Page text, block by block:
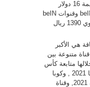
وستقدم لكم Bein رصيد مجاني بقيمة 16 دولار
أمريكي في متجر beIN ON DEMAND وقنوات beIN
BOX OFFICE. وتوفر اشتراك سنوي 1390 ريال
هي الأكبر
والأكثر شمولاً والتي تحوي على 85 قناة متنوعة بين
متابعة كأس
العالم 2022 قطر, وكأس أمم اوروبا 2021 , وكوبا
امريكا 2021, وكأس الأمم الأفريقية 2021, وقناة